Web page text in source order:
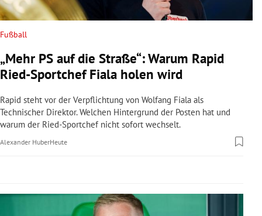
Untermenü
Untermenü
Untermenü
Untermenü
Untermenü
Fußball
„Mehr PS auf die Straße“: Warum Rapid
Ried-Sportchef Fiala holen wird
Rapid steht vor der Verpflichtung von Wolfang Fiala als
Technischer Direktor. Welchen Hintergrund der Posten hat und
warum der Ried-Sportchef nicht sofort wechselt.
Alexander HuberHeute